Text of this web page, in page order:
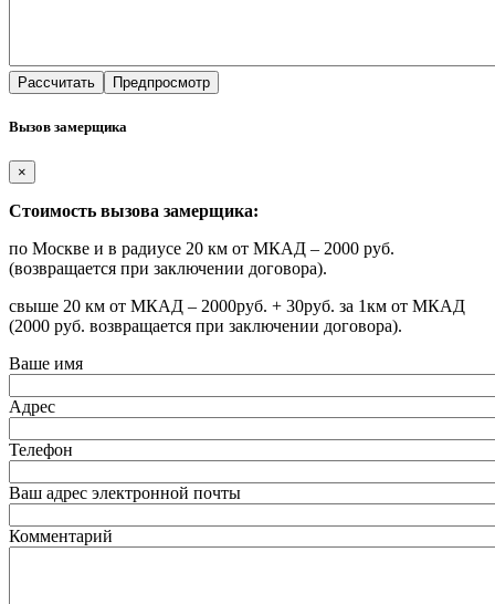
Вызов замерщика
×
Стоимость вызова замерщика:
по Москве и в радиусе 20 км от МКАД – 2000 руб.
(возвращается при заключении договора).
свыше 20 км от МКАД – 2000руб. + 30руб. за 1км от МКАД
(2000 руб. возвращается при заключении договора).
Ваше имя
Адрес
Телефон
Ваш адрес электронной почты
Комментарий